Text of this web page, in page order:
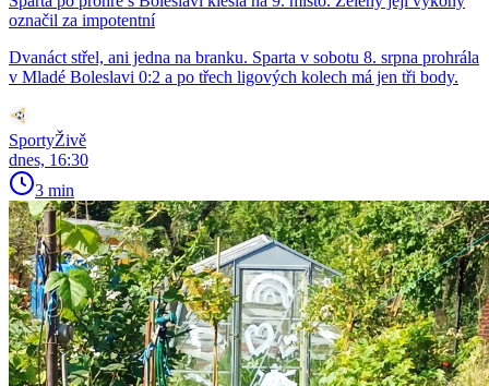
označil za impotentní
Dvanáct střel, ani jedna na branku. Sparta v sobotu 8. srpna prohrála
v Mladé Boleslavi 0:2 a po třech ligových kolech má jen tři body.
SportyŽivě
dnes, 16:30
3 min